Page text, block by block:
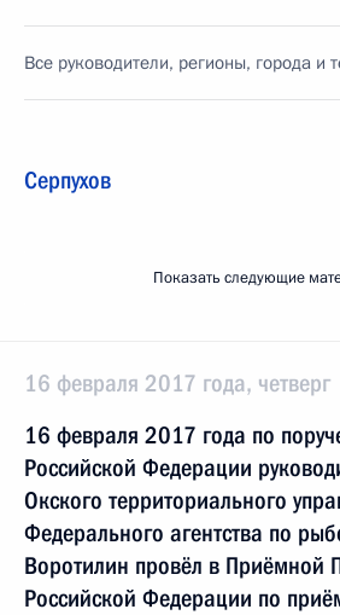
Все руководители, регионы, города и
Серпухов
Показать следующие
16 февраля 2017 года, четверг
16 февраля 2017 года по
Российской Федерации
Окского территориального
Федерального агентства по
Воротилин провёл в Приёмной
Российской Федерации по